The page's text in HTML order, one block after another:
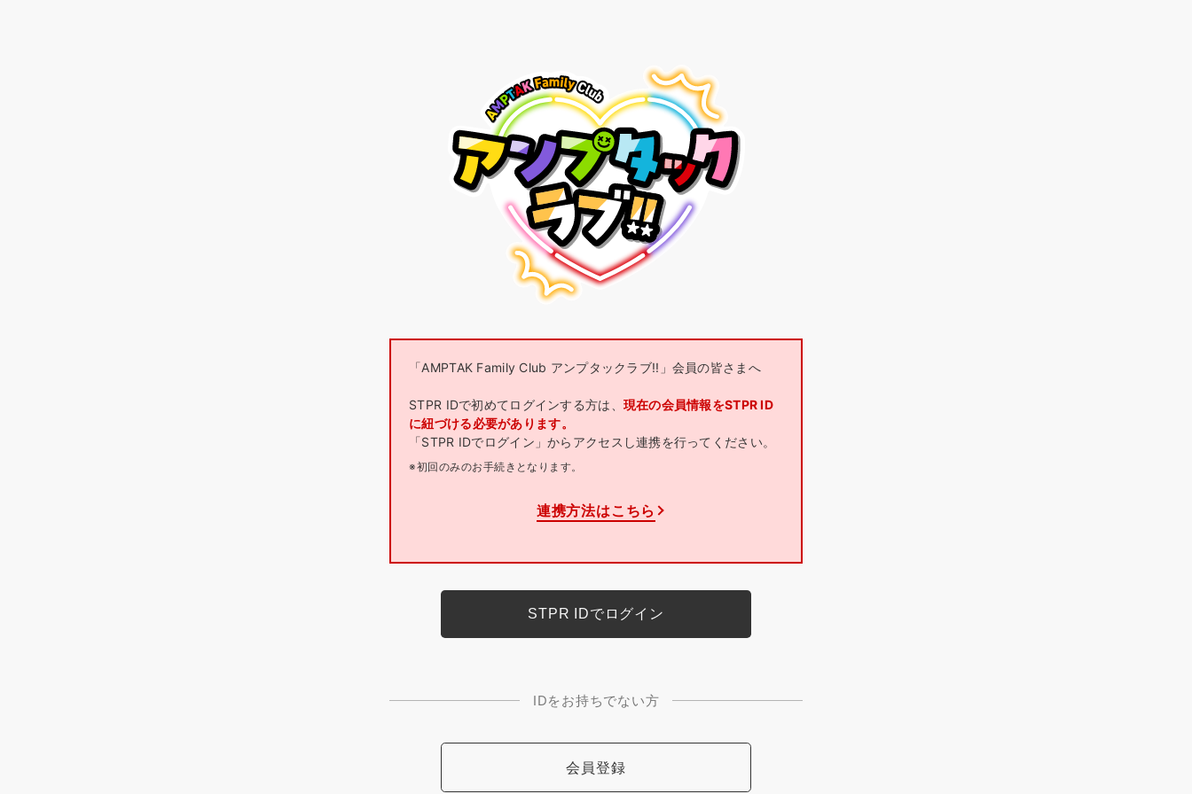
「AMPTAK Family Club アンプタックラブ!!」会員の皆さまへ
STPR IDで初めてログインする方は、 現在の会員情報をSTPR ID
に紐づける必要があります。
「STPR IDでログイン」からアクセスし連携を行ってください。
※初回のみのお手続きとなります。
連携方法はこちら
IDをお持ちでない方
会員登録